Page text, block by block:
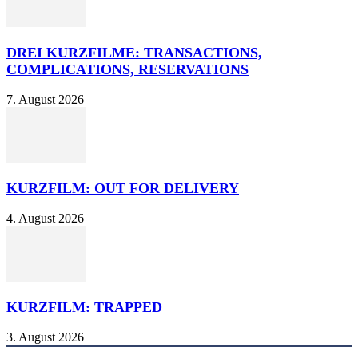
DREI KURZFILME: TRANSACTIONS,
COMPLICATIONS, RESERVATIONS
7. August 2026
KURZFILM: OUT FOR DELIVERY
4. August 2026
KURZFILM: TRAPPED
3. August 2026